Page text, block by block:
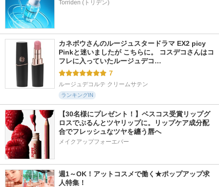
カネボウさんのルージュスタードラマ EX2 picy
Pinkと迷いましたが こちらに。 コスデコさんはコ
フレに入っていたルージュデコ…
7
ルージュデコルテ クリームサテン
ランキングIN
【30名様にプレゼント！】ベスコス受賞リップグ
ロスでぷるんとツヤリップに。リップケア成分配
合でフレッシュなツヤを纏う唇へ
メイクアップフォーエバー
週1～OK！アットコスメで働く★ポップアップ求
人特集！